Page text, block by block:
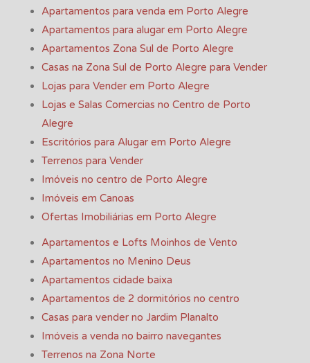
Apartamentos para venda em Porto Alegre
Apartamentos para alugar em Porto Alegre
Apartamentos Zona Sul de Porto Alegre
Casas na Zona Sul de Porto Alegre para Vender
Lojas para Vender em Porto Alegre
Lojas e Salas Comercias no Centro de Porto
Alegre
Escritórios para Alugar em Porto Alegre
Terrenos para Vender
Imóveis no centro de Porto Alegre
Imóveis em Canoas
Ofertas Imobiliárias em Porto Alegre
Apartamentos e Lofts Moinhos de Vento
Apartamentos no Menino Deus
Apartamentos cidade baixa
Apartamentos de 2 dormitórios no centro
Casas para vender no Jardim Planalto
Imóveis a venda no bairro navegantes
Terrenos na Zona Norte